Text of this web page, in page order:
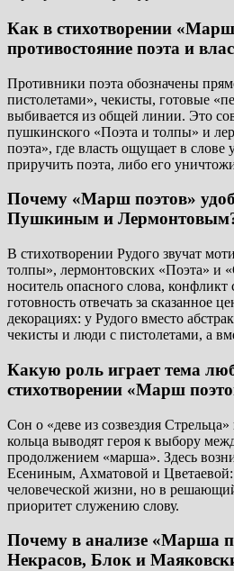
Как в стихотворении «Марш
противостояние поэта и
Противники поэта обозначены
пистолетами», чекисты, готовые
выбивается из общей линии. Это
пушкинского «Поэта и толпы» и
поэта», где власть ощущает в слове
приручить поэта, либо его
Почему «Марш поэтов»
Пушкиным и
В стихотворении Рудого звучат
толпы», лермонтовских «Поэта» и
носитель опасного слова, конфликт
готовность отвечать за сказанное
декорациях: у Рудого вместо
чекисты и люди с пистолетами, а
Какую роль играет тема
стихотворении «Марш
Сон о «деве из созвездия
кольца выводят героя к выбору
продолжением «марша». Здесь
Есениным, Ахматовой и Цветаевой:
человеческой жизни, но в
приоритет служению слову.
Почему в анализе «Марша
Некрасов, Блок и